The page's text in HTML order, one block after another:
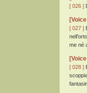
[ 026 ]
[ 027 ]
me né
[ 028 ]